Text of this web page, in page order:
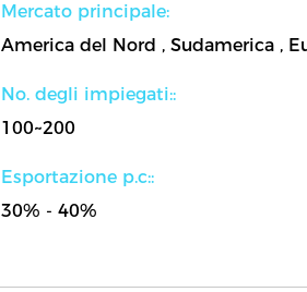
Mercato principale:
No. degli impiegati::
100~200
Esportazione p.c::
30% - 40%